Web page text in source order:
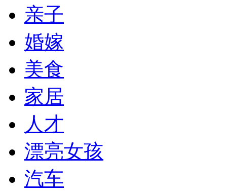
亲子
婚嫁
美食
家居
人才
漂亮女孩
汽车